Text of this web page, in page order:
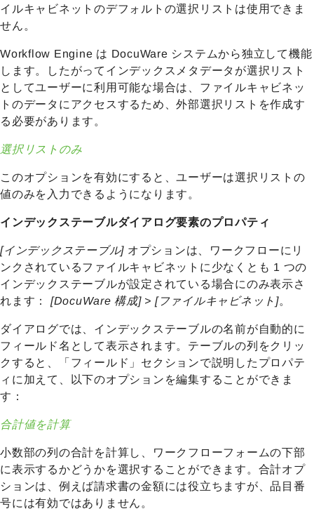
イルキャビネットのデフォルトの選択リストは使用できま
せん。
Workflow Engine は DocuWare システムから独立して機能
します。したがってインデックスメタデータが選択リスト
としてユーザーに利用可能な場合は、ファイルキャビネッ
トのデータにアクセスするため、外部選択リストを作成す
る必要があります。
選択リストのみ
このオプションを有効にすると、ユーザーは選択リストの
値のみを入力できるようになります。
インデックステーブルダイアログ要素のプロパティ
[インデックステーブル] オプションは、ワークフローにリ
ンクされているファイルキャビネットに少なくとも 1 つの
インデックステーブルが設定されている場合にのみ表示さ
れます： [DocuWare 構成] > [ファイルキャビネット]。
ダイアログでは、インデックステーブルの名前が自動的に
フィールド名として表示されます。テーブルの列をクリッ
クすると、「フィールド」セクションで説明したプロパテ
ィに加えて、以下のオプションを編集することができま
す：
合計値を計算
小数部の列の合計を計算し、ワークフローフォームの下部
に表示するかどうかを選択することができます。合計オプ
ションは、例えば請求書の金額には役立ちますが、品目番
号には有効ではありません。